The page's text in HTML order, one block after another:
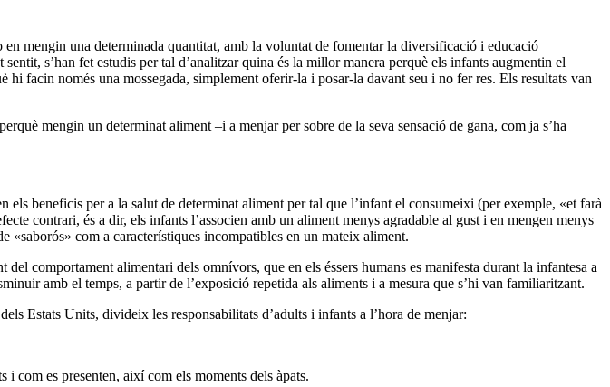
mengin una determinada quantitat, amb la voluntat de fomentar la diversificació i educació
s’han fet estudis per tal d’analitzar quina és la millor manera perquè els infants augmentin el
facin només una mossegada, simplement oferir-la i posar-la davant seu i no fer res. Els resultats van
mengin un determinat aliment –i a menjar per sobre de la seva sensació de gana, com ja s’ha
beneficis per a la salut de determinat aliment per tal que l’infant el consumeixi (per exemple, «et farà
contrari, és a dir, els infants l’associen amb un aliment menys agradable al gust i en mengen menys
«saborós» com a característiques incompatibles en un mateix aliment.
comportament alimentari dels omnívors, que en els éssers humans es manifesta durant la infantesa a
amb el temps, a partir de l’exposició repetida als aliments i a mesura que s’hi van familiaritzant.
Estats Units, divideix les responsabilitats d’adults i infants a l’hora de menjar:
i com es presenten, així com els moments dels àpats.